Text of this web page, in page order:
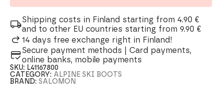
Shipping costs in Finland starting from 4.90 €
and to other EU countries starting from 9.90 €
14 days free exchange right in Finland!
Secure payment methods | Card payments,
online banks, mobile payments
SKU: L41167800
CATEGORY: ALPINE SKI BOOTS
BRAND:SALOMON